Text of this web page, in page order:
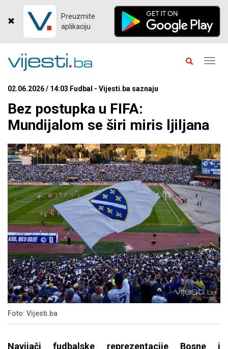
Preuzmite
aplikaciju
02.06.2026 / 14:03 Fudbal - Vijesti.ba saznaju
Bez postupka u FIFA:
Mundijalom se širi miris ljiljana
Foto: Vijesti.ba
Navijači fudbalske reprezentacije Bosne i